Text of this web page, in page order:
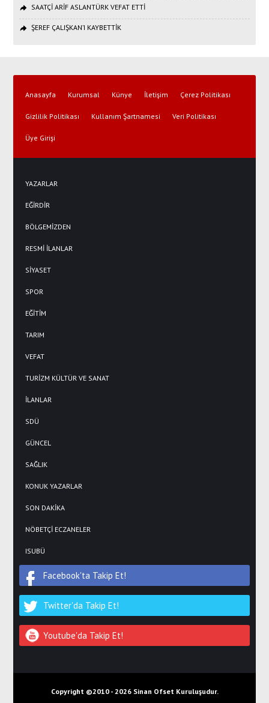
SAATÇİ ARİF ASLANTÜRK VEFAT ETTİ
ŞEREF ÇALIŞKAN’I KAYBETTİK
Anasayfa Kurumsal Künye İletişim Çerez Politikası
Gizlilik Politikası Kullanım Şartnamesi Veri Politikası
Üye Girişi
YAZARLAR
EĞİRDİR
BÖLGEMİZDEN
RESMİ İLANLAR
SİYASET
SPOR
EĞİTİM
TARIM
VEFAT
TURİZM KÜLTÜR VE SANAT
İLANLAR
SDÜ
GÜNCEL
SAĞLIK
KONUK YAZARLAR
SON DAKİKA
NÖBETÇİ ECZANELER
ISUBÜ
Facebook'ta Takip Et!
Twitter'da Takip Et!
Youtube'da Takip Et!
Copyright ©2010 - 2026 Sinan Ofset Kuruluşudur.